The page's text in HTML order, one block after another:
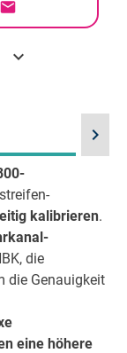
expand_more
kalibrieren.
die
die Genauigkeit
eine höhere
chevron_right